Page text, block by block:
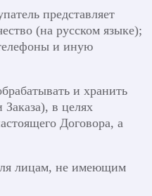
представляет
(на русском языке);
и иную
и хранить
в целях
Договора, а
лицам, не имеющим